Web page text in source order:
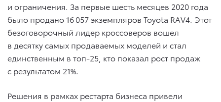
и ограничения. За первые шесть месяцев 2020 года
было продано 16 057 экземпляров Toyota RAV4. Этот
безоговорочный лидер кроссоверов вошел
в десятку самых продаваемых моделей и стал
единственным в топ-25, кто показал рост продаж
с результатом 21%.
Решения в рамках рестарта бизнеса привели